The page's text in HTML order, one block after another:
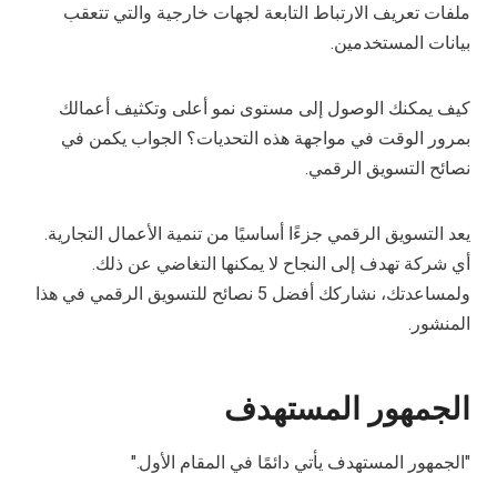
ملفات تعريف الارتباط التابعة لجهات خارجية والتي تتعقب
بيانات المستخدمين.
كيف يمكنك الوصول إلى مستوى نمو أعلى وتكثيف أعمالك
بمرور الوقت في مواجهة هذه التحديات؟ الجواب يكمن في
نصائح التسويق الرقمي.
يعد التسويق الرقمي جزءًا أساسيًا من تنمية الأعمال التجارية.
أي شركة تهدف إلى النجاح لا يمكنها التغاضي عن ذلك.
ولمساعدتك، نشاركك أفضل 5 نصائح للتسويق الرقمي في هذا
المنشور.
الجمهور المستهدف
"الجمهور المستهدف يأتي دائمًا في المقام الأول."